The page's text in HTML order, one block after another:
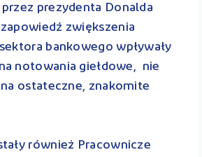
prezydenta Donalda
zwiększenia
bankowego wpływały
notowania giełdowe, nie
na ostateczne, znakomite
również Pracownicze